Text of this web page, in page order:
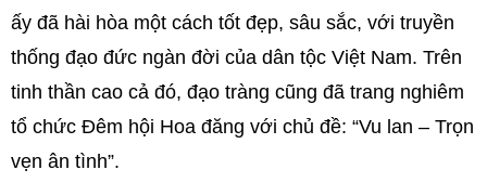
ấy đã hài hòa một cách tốt đẹp, sâu sắc, với truyền
thống đạo đức ngàn đời của dân tộc Việt Nam. Trên
tinh thần cao cả đó, đạo tràng cũng đã trang nghiêm
tổ chức Đêm hội Hoa đăng với chủ đề: “Vu lan – Trọn
vẹn ân tình”.